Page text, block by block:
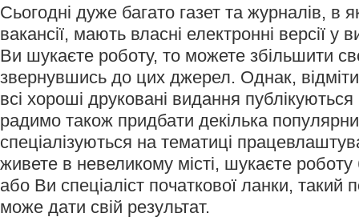
Сьогодні дуже багато газет та журналів, в
вакансії, мають власні електронні версії у
Ви шукаєте роботу, то можете збільшити
звернувшись до цих джерел. Однак,
всі хороші друковані видання публікуються
радимо також придбати декілька
спеціалізуються на тематиці
живете в невеликому місті, шукаєте роботу
або Ви спеціаліст початкової ланки, такий
може дати свій результат.